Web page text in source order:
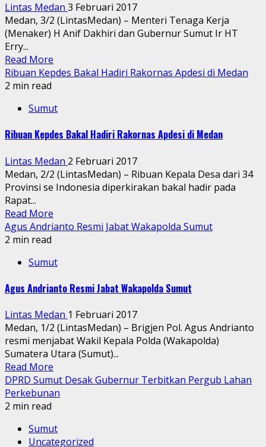
Lintas Medan 3 Februari 2017
Medan, 3/2 (LintasMedan) – Menteri Tenaga Kerja
(Menaker) H Anif Dakhiri dan Gubernur Sumut Ir HT
Erry...
Read More
Ribuan Kepdes Bakal Hadiri Rakornas Apdesi di Medan
2 min read
Sumut
Ribuan Kepdes Bakal Hadiri Rakornas Apdesi di Medan
Lintas Medan 2 Februari 2017
Medan, 2/2 (LintasMedan) – Ribuan Kepala Desa dari 34
Provinsi se Indonesia diperkirakan bakal hadir pada
Rapat...
Read More
Agus Andrianto Resmi Jabat Wakapolda Sumut
2 min read
Sumut
Agus Andrianto Resmi Jabat Wakapolda Sumut
Lintas Medan 1 Februari 2017
Medan, 1/2 (LintasMedan) – Brigjen Pol. Agus Andrianto
resmi menjabat Wakil Kepala Polda (Wakapolda)
Sumatera Utara (Sumut)...
Read More
DPRD Sumut Desak Gubernur Terbitkan Pergub Lahan
Perkebunan
2 min read
Sumut
Uncategorized